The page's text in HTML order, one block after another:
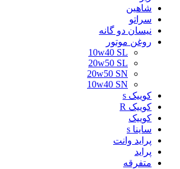
شاهین
سراتو
نیسان دو گانه
روغن موتور
10w40 SL
20w50 SL
20w50 SN
10w40 SN
کوییک s
کوییک R
کوییک
ساینا s
پراید وانت
پراید
متفرقه